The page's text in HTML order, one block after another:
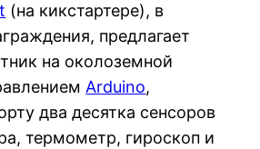
(на кикстартере), в
предлагает
на околоземной
Arduino,
два десятка сенсоров
термометр, гироскоп и